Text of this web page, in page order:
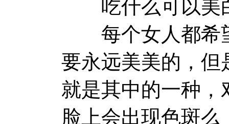
吃什么可以美
每个女人都希望
要永远美美的，
就是其中的一种
脸上会出现色斑